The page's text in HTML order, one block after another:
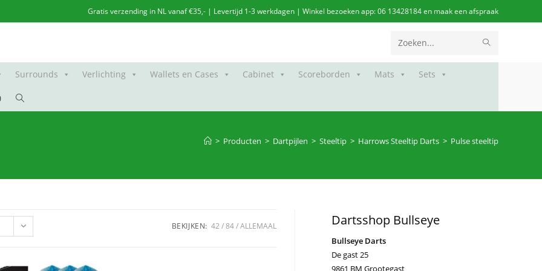
Gratis verzending in NL vanaf €35,- | Levertijd 1-3 werkdagen | Winkel bezoeken app: 06 13428184 en maak een afspraak
Zoek
site
Surrounds Verlichting Wallets en Cases Cabinet Scoreborden Mats Sets
Toggle
> Producten > Dartpijlen > Steeltip > Harrows Steeltip Darts > Pulse steeltip
BEKIJKEN: 42 84 ALLEMAAL Dartsshop Bullseye
Bullseye Darts
De gast 25
9861 BM Grootegast